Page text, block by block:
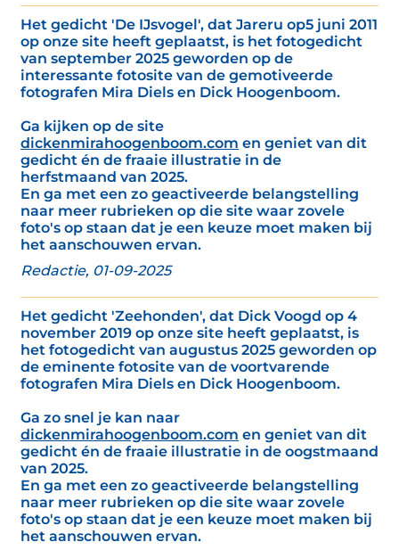
Het gedicht 'De IJsvogel', dat Jareru op5 juni 2011
op onze site heeft geplaatst, is het fotogedicht
van september 2025 geworden op de
interessante fotosite van de gemotiveerde
fotografen Mira Diels en Dick Hoogenboom.
Ga kijken op de site
dickenmirahoogenboom.com en geniet van dit
gedicht én de fraaie illustratie in de
herfstmaand van 2025.
En ga met een zo geactiveerde belangstelling
naar meer rubrieken op die site waar zovele
foto's op staan dat je een keuze moet maken bij
het aanschouwen ervan.
Redactie, 01-09-2025
Het gedicht 'Zeehonden', dat Dick Voogd op 4
november 2019 op onze site heeft geplaatst, is
het fotogedicht van augustus 2025 geworden op
de eminente fotosite van de voortvarende
fotografen Mira Diels en Dick Hoogenboom.
Ga zo snel je kan naar
dickenmirahoogenboom.com en geniet van dit
gedicht én de fraaie illustratie in de oogstmaand
van 2025.
En ga met een zo geactiveerde belangstelling
naar meer rubrieken op die site waar zovele
foto's op staan dat je een keuze moet maken bij
het aanschouwen ervan.